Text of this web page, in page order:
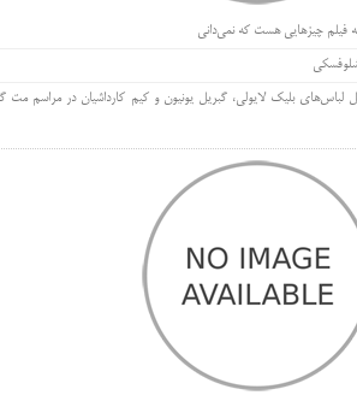
فیلم چیزهایی هست که نمی‌دانی
لباس‌های بلیک لایولی، گبریل یونیون و کیم کارداشیان در مراسم مت